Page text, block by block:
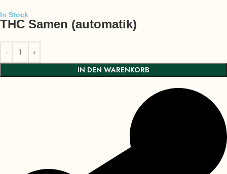
In Stock
THC Samen (automatik)
IN DEN WARENKORB